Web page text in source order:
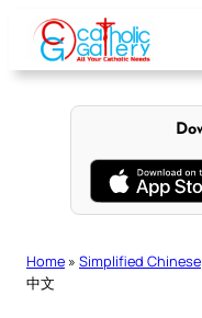
content
Home » Simplified Chinese
中文